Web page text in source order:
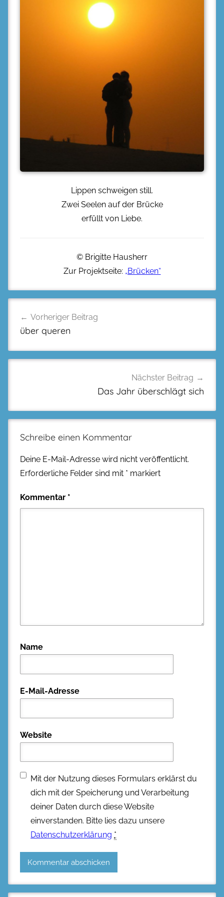
Lippen schweigen still.
Zwei Seelen auf der Brücke
erfüllt von Liebe.
© Brigitte Hausherr
Zur Projektseite: „Brücken“
Vorheriger Beitrag
über queren
Nächster Beitrag
Das Jahr überschlägt sich
Schreibe einen Kommentar
Deine E-Mail-Adresse wird nicht veröffentlicht.
Erforderliche Felder sind mit * markiert
Kommentar *
Name
E-Mail-Adresse
Website
Mit der Nutzung dieses Formulars erklärst du
dich mit der Speicherung und Verarbeitung
deiner Daten durch diese Website
einverstanden. Bitte lies dazu unsere
Datenschutzerklärung *